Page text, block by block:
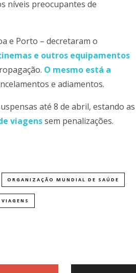
níveis preocupantes de
e Porto – decretaram o
e outros equipamentos
O mesmo está a
e adiamentos.
até 8 de abril, estando as
viagenssem penalizações.
ORGANIZAÇÃO MUNDIAL DE SAÚDE
VIAGENS